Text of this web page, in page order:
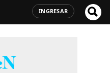
INGRESAR